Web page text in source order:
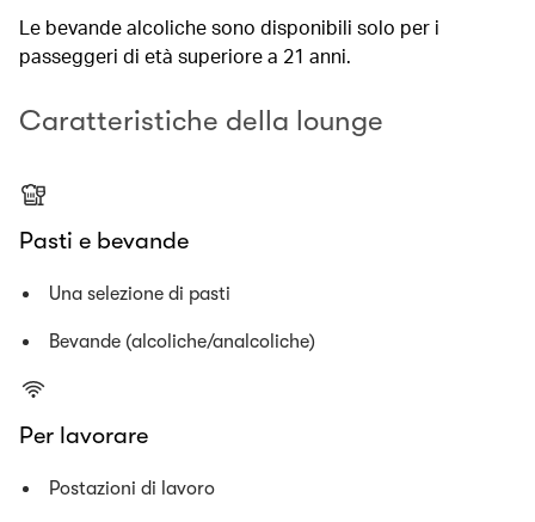
Le bevande alcoliche sono disponibili solo per i
passeggeri di età superiore a 21 anni.
Caratteristiche della lounge
Pasti e bevande
Una selezione di pasti
Bevande (alcoliche/analcoliche)
Per lavorare
Postazioni di lavoro